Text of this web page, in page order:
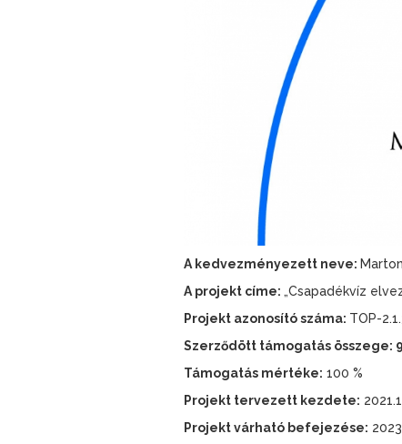
A kedvezményezett neve:
A projekt címe: „Csapadékvíz
Projekt azonosító száma: TOP-
Szerződött támogatás összege:
Támogatás mértéke: 100 %
Projekt tervezett kezdete:
Projekt várható befejezése: